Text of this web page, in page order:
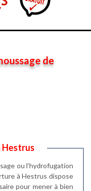
de
ou l’hydrofugation
à Hestrus dispose
pour mener à bien